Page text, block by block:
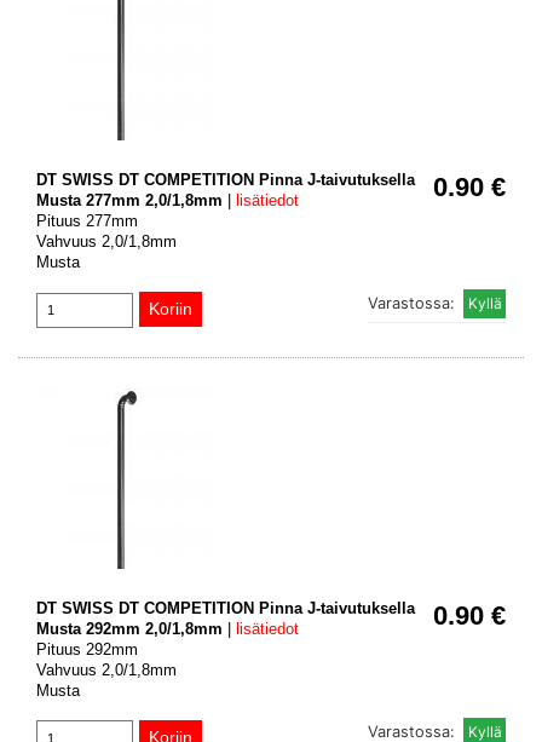
0.90 €
DT SWISS DT COMPETITION Pinna J-taivutuksella
Musta 277mm 2,0/1,8mm
lisätiedot
Pituus 277mm
Vahvuus 2,0/1,8mm
Musta
Varastossa:
0.90 €
DT SWISS DT COMPETITION Pinna J-taivutuksella
Musta 292mm 2,0/1,8mm | lisätiedot
Pituus 292mm
Vahvuus 2,0/1,8mm
Musta
Varastossa: